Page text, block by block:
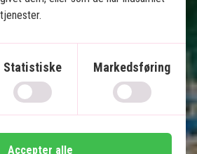
på Phu Quoc
Ingen primitive nattog
Bai Tu Long Bay
Statistiske Markedsføring
Accepter alle